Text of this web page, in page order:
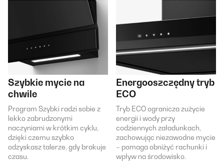
Szybkie mycie na
chwile
Program Szybki radzi sobie z
lekko zabrudzonymi
naczyniami w krótkim cyklu,
dzięki czemu szybko
odzyskasz talerze, gdy brakuje
czasu.
Energooszczędny tryb
ECO
Tryb ECO ogranicza zużycie
energii i wody przy
codziennych załadunkach,
zachowując niezawodne mycie
– pomaga obniżyć rachunki i
wpływ na środowisko.